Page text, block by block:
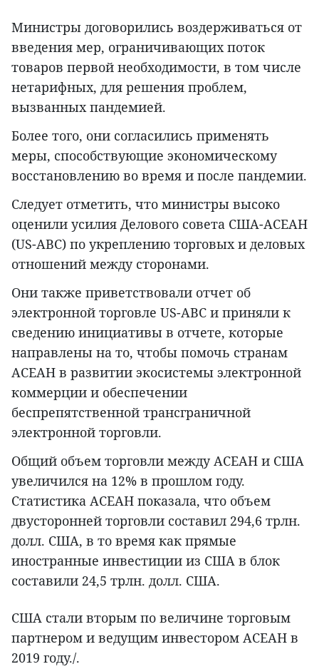
Министры договорились воздерживаться от
введения мер, ограничивающих поток
товаров первой необходимости, в том числе
нетарифных, для решения проблем,
вызванных пандемией.
Более того, они согласились применять
меры, способствующие экономическому
восстановлению во время и после пандемии.
Следует отметить, что министры высоко
оценили усилия Делового совета США-АСЕАН
(US-ABC) по укреплению торговых и деловых
отношений между сторонами.
Они также приветствовали отчет об
электронной торговле US-ABC и приняли к
сведению инициативы в отчете, которые
направлены на то, чтобы помочь странам
АСЕАН в развитии экосистемы электронной
коммерции и обеспечении
беспрепятственной трансграничной
электронной торговли.
Общий объем торговли между АСЕАН и США
увеличился на 12% в прошлом году.
Статистика АСЕАН показала, что объем
двусторонней торговли составил 294,6 трлн.
долл. США, в то время как прямые
иностранные инвестиции из США в блок
составили 24,5 трлн. долл. США.
США стали вторым по величине торговым
партнером и ведущим инвестором АСЕАН в
2019 году./.